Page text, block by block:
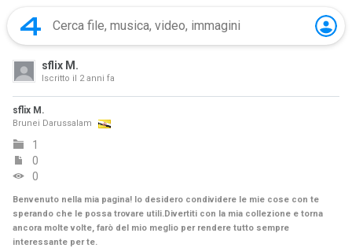
sflix M.
Iscritto il 2 anni fa
sflix M.
Brunei Darussalam
1
0
0
Benvenuto nella mia pagina! Io desidero condividere le mie cose con te
sperando che le possa trovare utili.Divertiti con la mia collezione e torna
ancora molte volte, farò del mio meglio per rendere tutto sempre
interessante per te.